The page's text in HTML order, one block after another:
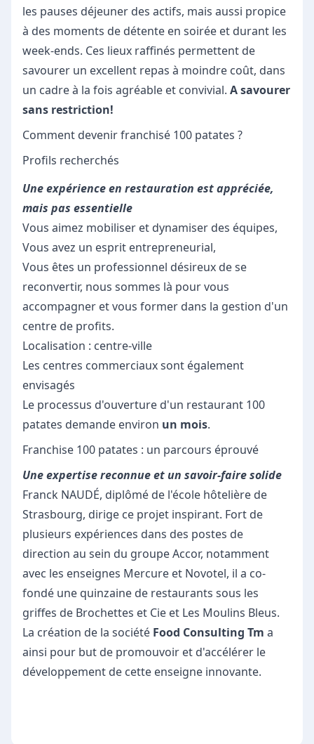
les pauses déjeuner des actifs, mais aussi propice
à des moments de détente en soirée et durant les
week-ends. Ces lieux raffinés permettent de
savourer un excellent repas à moindre coût, dans
un cadre à la fois agréable et convivial. A savourer
sans restriction!
Comment devenir franchisé 100 patates ?
Profils recherchés
Une expérience en restauration est appréciée,
mais pas essentielle
Vous aimez mobiliser et dynamiser des équipes,
Vous avez un esprit entrepreneurial,
Vous êtes un professionnel désireux de se
reconvertir, nous sommes là pour vous
accompagner et vous former dans la gestion d'un
centre de profits.
Localisation : centre-ville
Les centres commerciaux sont également
envisagés
Le processus d'ouverture d'un restaurant 100
patates demande environ un mois.
Franchise 100 patates : un parcours éprouvé
Une expertise reconnue et un savoir-faire solide
Franck NAUDÉ, diplômé de l'école hôtelière de
Strasbourg, dirige ce projet inspirant. Fort de
plusieurs expériences dans des postes de
direction au sein du groupe Accor, notamment
avec les enseignes Mercure et Novotel, il a co-
fondé une quinzaine de restaurants sous les
griffes de Brochettes et Cie et Les Moulins Bleus.
La création de la société Food Consulting Tm a
ainsi pour but de promouvoir et d'accélérer le
développement de cette enseigne innovante.